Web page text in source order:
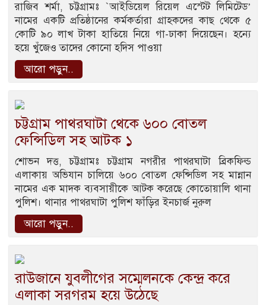
রাজিব শর্মা, চট্টগ্রামঃ `আইডিয়েল রিয়েল এস্টেট লিমিটেড’
নামের একটি প্রতিষ্ঠানের কর্মকর্তারা গ্রাহকদের কাছ থেকে ৫
কোটি ৯০ লাখ টাকা হাতিয়ে নিয়ে গা-ঢাকা দিয়েছেন। হন্যে
হয়ে খুঁজেও তাদের কোনো হদিস পাওয়া
আরো পড়ুন..
চট্টগ্রাম পাথরঘাটা থেকে ৬০০ বোতল
ফেন্সিডিল সহ আটক ১
শোভন দত্ত, চট্টগ্রামঃ চট্টগ্রাম নগরীর পাথরঘাটা ব্রিকফিল্ড
এলাকায় অভিযান চালিয়ে ৬০০ বোতল ফেন্সিডিল সহ মান্নান
নামের এক মাদক ব্যবসায়ীকে আটক করেছে কোতোয়ালি থানা
পুলিশ। থানার পাথরঘাটা পুলিশ ফাঁড়ির ইনচার্জ নুরুল
আরো পড়ুন..
রাউজানে যুবলীগের সম্মেলনকে কেন্দ্র করে
এলাকা সরগরম হয়ে উঠেছে